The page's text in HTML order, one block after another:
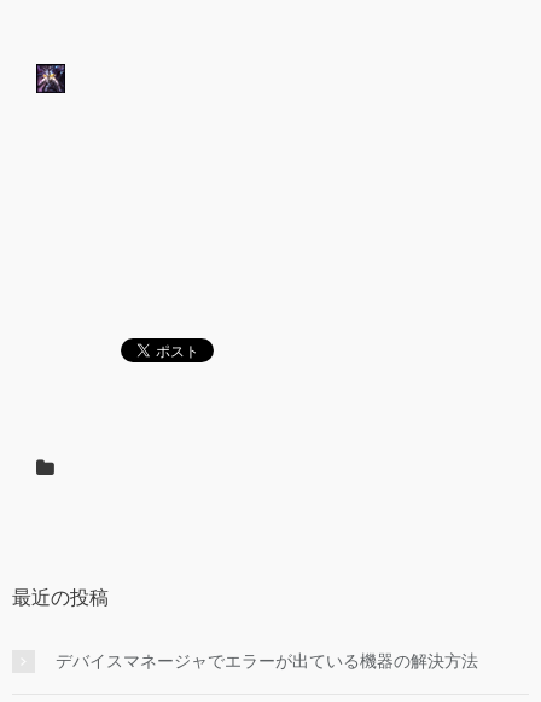
最近の投稿
デバイスマネージャでエラーが出ている機器の解決方法